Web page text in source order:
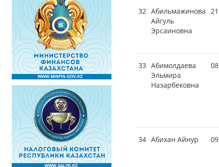
32 Абильмажинова
Айгуль
Эрсаиновна
33 Абимолдаева
Эльмира
Назарбековна
34 Абихан Айнур